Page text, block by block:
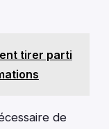
tirer parti
de